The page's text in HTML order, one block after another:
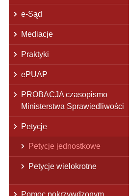
e-Sąd
Mediacje
Praktyki
ePUAP
PROBACJA czasopismo
Ministerstwa Sprawiedliwości
Petycje
Petycje jednostkowe
Petycje wielokrotne
Pomoc pokrzywdzonym